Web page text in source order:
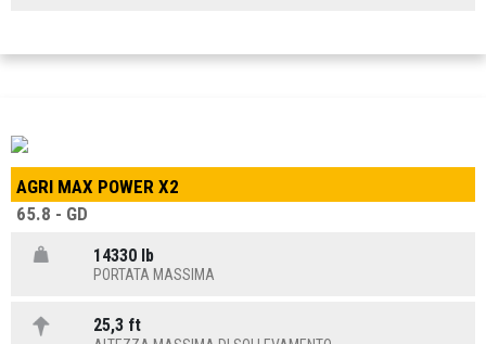
AGRI MAX POWER X2
65.8 - GD
14330 lb
PORTATA MASSIMA
25,3 ft